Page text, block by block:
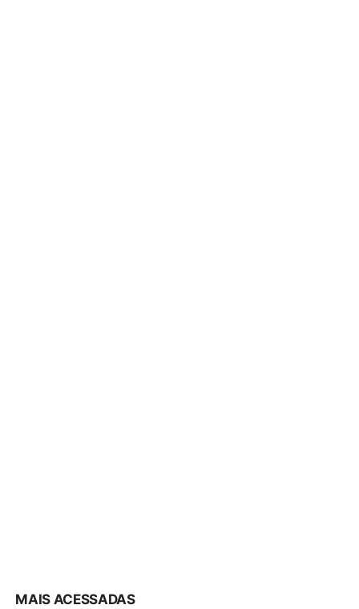
MAIS ACESSADAS